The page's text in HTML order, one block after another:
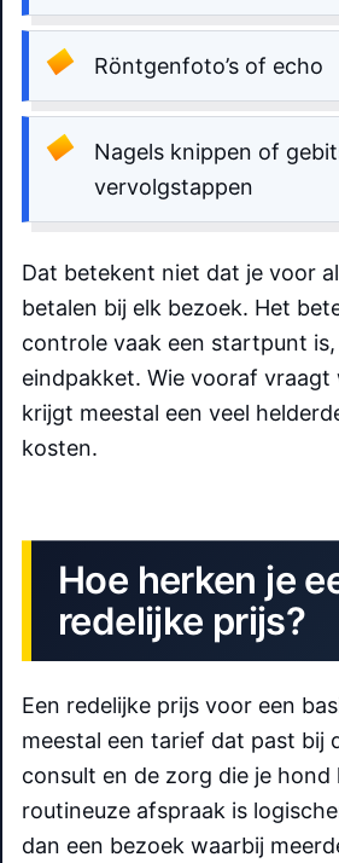
Röntgenfoto’s of echo
Nagels knippen of
vervolgstappen
Dat betekent niet dat je voor
betalen bij elk bezoek. Het
controle vaak een startpunt
eindpakket. Wie vooraf vraagt
krijgt meestal een veel
kosten.
Hoe herken je
redelijke prijs?
Een redelijke prijs voor een
meestal een tarief dat past bij
consult en de zorg die je
routineuze afspraak is
dan een bezoek waarbij